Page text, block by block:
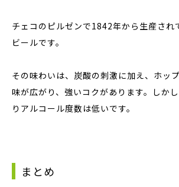
チェコのピルゼンで1842年から生産され
ビールです。
その味わいは、炭酸の刺激に加え、ホッ
味が広がり、強いコクがあります。しか
りアルコール度数は低いです。
まとめ